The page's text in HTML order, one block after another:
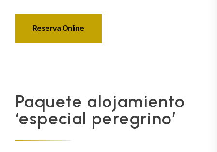
Reserva Online
Paquete alojamiento
‘especial peregrino’